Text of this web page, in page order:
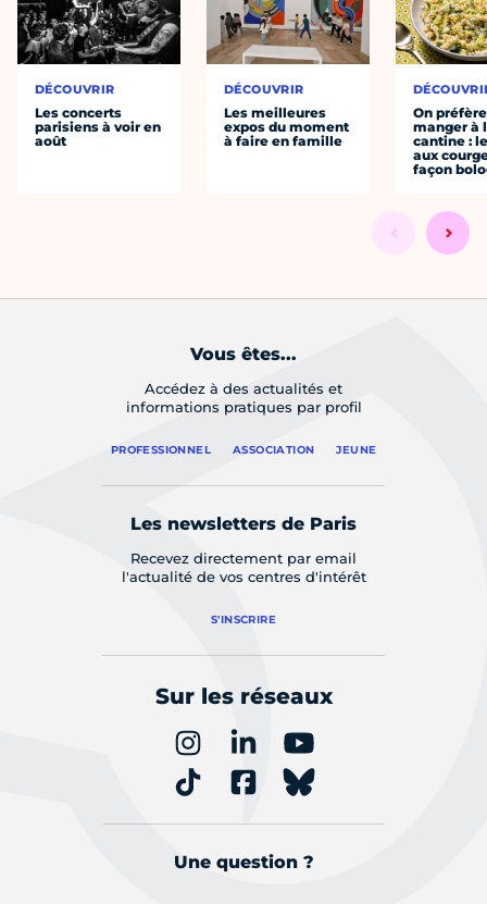
DÉCOUVRIR
Les concerts
parisiens à voir en
août
DÉCOUVRIR
Les meilleures
expos du moment
à faire en famille
On préfère
manger à
cantine :
aux
façon
Vous êtes...
Accédez à des actualités et
informations pratiques par profil
PROFESSIONNEL ASSOCIATION JEUNE
Les newsletters de Paris
Recevez directement par email
l'actualité de vos centres d'intérêt
S'INSCRIRE
Sur les réseaux
Une question ?